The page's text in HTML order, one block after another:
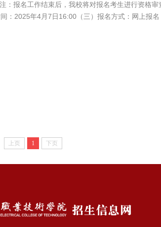
报名工作结束后，我校将对报名考生进行资格
2025年4月7日16:00（三）报名方式：网上报
上页 1 下页